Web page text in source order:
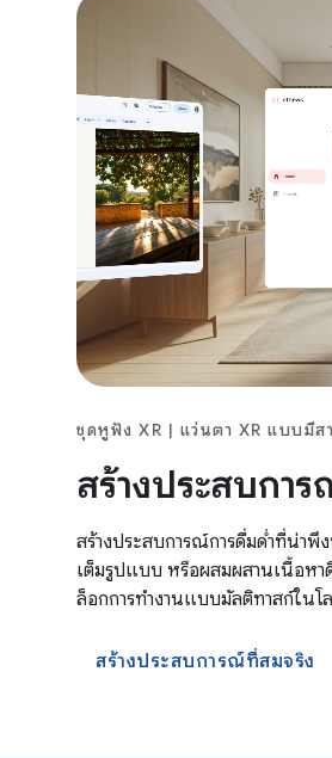
ชุดหูฟัง XR | แว่นตา XR แบบมีส
สร้างประสบกา
สร้างประสบการณ์การดื่มด่ำที่น่า
เต็มรูปแบบ หรือผสมผสานเนื้อห
ล็อกการทำงานแบบมัลติทาสก์ในโ
สร้างประสบการณ์ที่สมจริง